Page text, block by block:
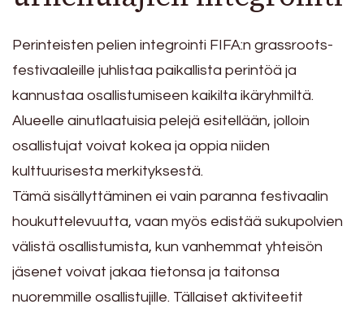
Perinteisten pelien integrointi FIFA:n grassroots-
festivaaleille juhlistaa paikallista perintöä ja
kannustaa osallistumiseen kaikilta ikäryhmiltä.
Alueelle ainutlaatuisia pelejä esitellään, jolloin
osallistujat voivat kokea ja oppia niiden
kulttuurisesta merkityksestä.
Tämä sisällyttäminen ei vain paranna festivaalin
houkuttelevuutta, vaan myös edistää sukupolvien
välistä osallistumista, kun vanhemmat yhteisön
jäsenet voivat jakaa tietonsa ja taitonsa
nuoremmille osallistujille. Tällaiset aktiviteetit